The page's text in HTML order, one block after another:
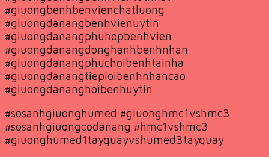
#giuongbenhbenvienchatluong
#giuongdanangbenhvienuytin
#giuongdanangphuhopbenhvien
#giuongdanangdonghanhbenhnhan
#giuongdanangphuchoibenhtainha
#giuongdanangtieploibenhnhancao
#giuongdananghoibenhuytin
#sosanhgiuonghumed #giuonghmc1vshmc3
#sosanhgiuongcodanang #hmc1vshmc3
#giuonghumed1tayquayvshumed3tayquay